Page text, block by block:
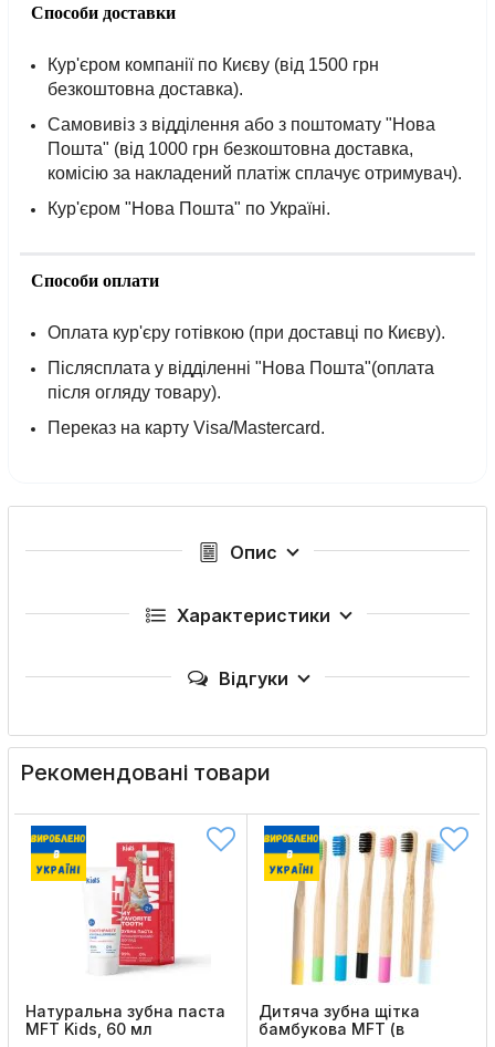
Способи доставки
Кур'єром компанії по Києву (від 1500 грн
безкоштовна доставка).
Самовивіз з відділення або з поштомату "Нова
Пошта" (від 1000 грн безкоштовна доставка,
комісію за накладений платіж сплачує отримувач).
Кур'єром "Нова Пошта" по Україні.
Способи оплати
Оплата кур'єру готівкою (при доставці по Києву).
Післясплата у відділенні "Нова Пошта"(оплата
після огляду товару).
Переказ на карту Visa/Mastercard.
Опис
Характеристики
Відгуки
Рекомендовані товари
Натуральна зубна паста
MFT Kids, 60 мл
Дитяча зубна щітка
бамбукова MFT (в